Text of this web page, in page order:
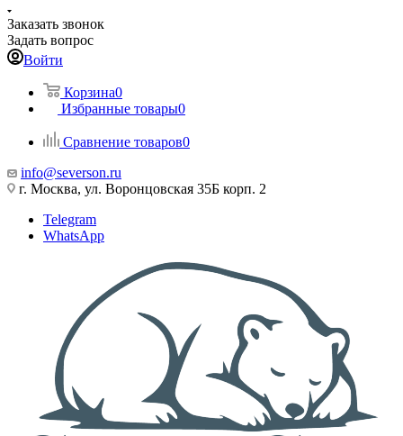
Заказать звонок
Задать вопрос
Войти
Корзина0
Избранные товары0
Сравнение товаров0
info@severson.ru
г. Москва, ул. Воронцовская 35Б корп. 2
Telegram
WhatsApp